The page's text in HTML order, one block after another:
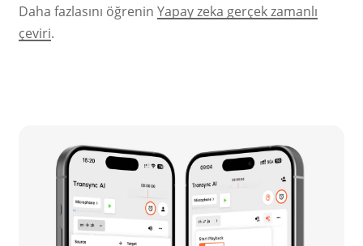
Daha fazlasını öğrenin Yapay zeka gerçek zamanlı
çeviri.